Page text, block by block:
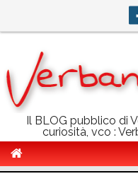
Il BLOG pubblico di
curiosità, vco :